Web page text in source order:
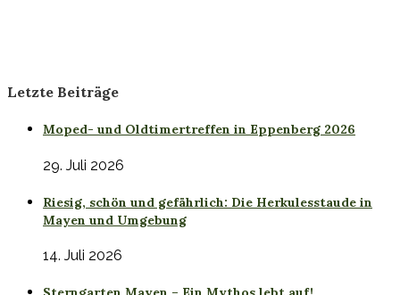
Letzte Beiträge
Moped- und Oldtimertreffen in Eppenberg 2026
29. Juli 2026
Riesig, schön und gefährlich: Die Herkulesstaude in
Mayen und Umgebung
14. Juli 2026